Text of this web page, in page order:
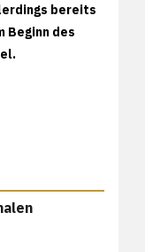
bereits
Beginn des